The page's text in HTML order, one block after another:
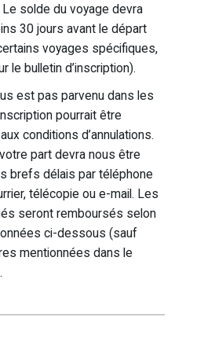
Le solde du voyage devra
30 jours avant le départ
voyages spécifiques,
le bulletin d’inscription).
est pas parvenu dans les
pourrait être
conditions d’annulations.
part devra nous être
brefs délais par téléphone
télécopie ou e-mail. Les
seront remboursés selon
ci-dessous (sauf
mentionnées dans le